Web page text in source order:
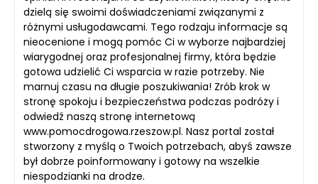
dzielą się swoimi doświadczeniami związanymi z
różnymi usługodawcami. Tego rodzaju informacje są
nieocenione i mogą pomóc Ci w wyborze najbardziej
wiarygodnej oraz profesjonalnej firmy, która będzie
gotowa udzielić Ci wsparcia w razie potrzeby. Nie
marnuj czasu na długie poszukiwania! Zrób krok w
stronę spokoju i bezpieczeństwa podczas podróży i
odwiedź naszą stronę internetową
www.pomocdrogowa.rzeszow.pl. Nasz portal został
stworzony z myślą o Twoich potrzebach, abyś zawsze
był dobrze poinformowany i gotowy na wszelkie
niespodzianki na drodze.